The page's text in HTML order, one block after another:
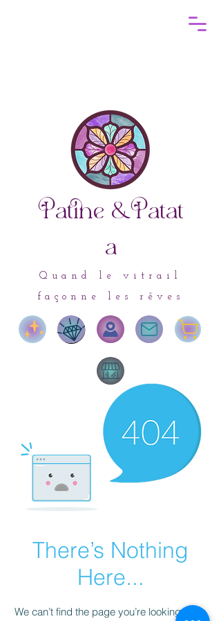
atine &atat
a
Quand le vitrail
façonne les rêves
There’s Nothing
Here...
We can’t find the page you’re looking for.